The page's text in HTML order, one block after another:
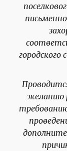
городского
желанию